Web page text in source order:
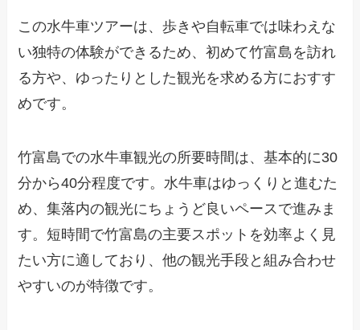
この水牛車ツアーは、歩きや自転車では味わえな
い独特の体験ができるため、初めて竹富島を訪れ
る方や、ゆったりとした観光を求める方におすす
めです。
竹富島での水牛車観光の所要時間は、基本的に30
分から40分程度です。水牛車はゆっくりと進むた
め、集落内の観光にちょうど良いペースで進みま
す。短時間で竹富島の主要スポットを効率よく見
たい方に適しており、他の観光手段と組み合わせ
やすいのが特徴です。